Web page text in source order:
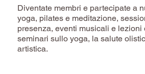
Diventate membri e partecipate a
yoga, pilates e meditazione,
presenza, eventi musicali e
seminari sullo yoga, la salute
artistica.